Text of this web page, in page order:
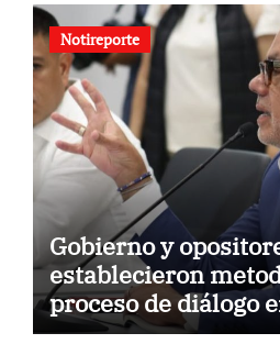
Notireporte
Gobierno y
establecieron
proceso de diálogo